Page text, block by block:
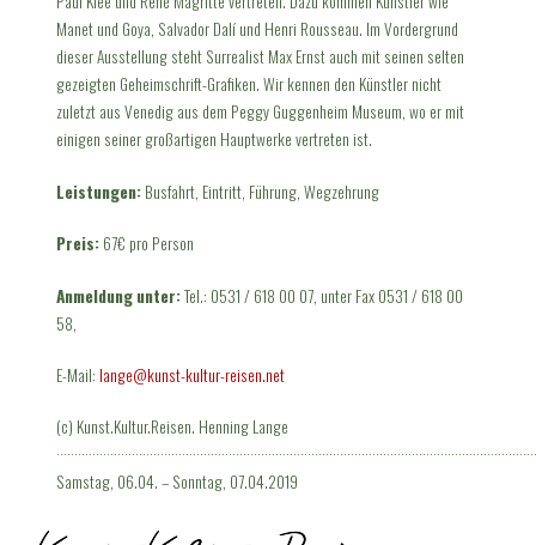
Manet und Goya, Salvador Dalí und Henri Rousseau. Im Vordergrund
dieser Ausstellung steht Surrealist Max Ernst auch mit seinen selten
gezeigten Geheimschrift-Grafiken. Wir kennen den Künstler nicht
zuletzt aus Venedig aus dem Peggy Guggenheim Museum, wo er mit
einigen seiner großartigen Hauptwerke vertreten ist.
Leistungen:Busfahrt, Eintritt, Führung, Wegzehrung
Preis:67€ pro Person
Anmeldung unter:Tel.: 0531 / 618 00 07, unter Fax 0531 / 618 00
58,
E-Mail: lange@kunst-kultur-reisen.net
(c) Kunst.Kultur.Reisen. Henning Lange
Samstag, 06.04. – Sonntag, 07.04.2019